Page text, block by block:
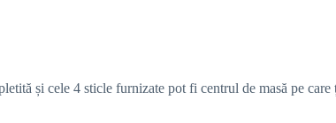
și cele 4 sticle furnizate pot fi centrul de masă pe